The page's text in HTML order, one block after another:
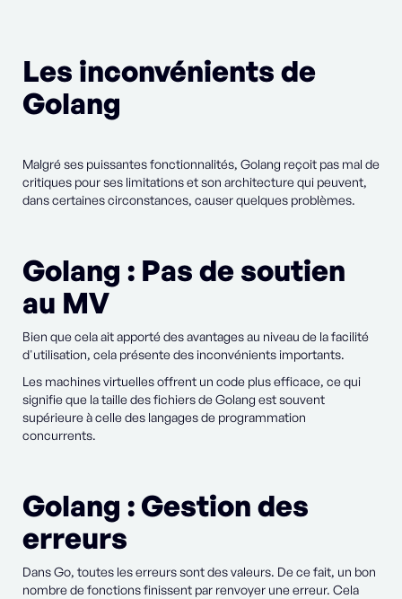
Les inconvénients de
Golang
Malgré ses puissantes fonctionnalités, Golang reçoit pas mal de
critiques pour ses limitations et son architecture qui peuvent,
dans certaines circonstances, causer quelques problèmes.
Golang : Pas de soutien
au MV
Bien que cela ait apporté des avantages au niveau de la facilité
d'utilisation, cela présente des inconvénients importants.
Les machines virtuelles offrent un code plus efficace, ce qui
signifie que la taille des fichiers de Golang est souvent
supérieure à celle des langages de programmation
concurrents.
Golang : Gestion des
erreurs
Dans Go, toutes les erreurs sont des valeurs. De ce fait, un bon
nombre de fonctions finissent par renvoyer une erreur. Cela